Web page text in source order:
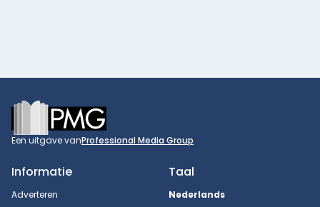
Footer
Een uitgave vanProfessional Media Group
Informatie
Adverteren
Taal
Nederlands